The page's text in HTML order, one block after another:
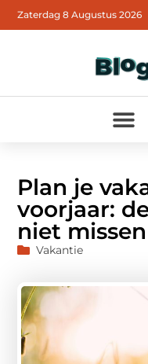
Zaterdag 8 Augustus 2026
Plan je
voorjaar:
niet missen
Vakantie